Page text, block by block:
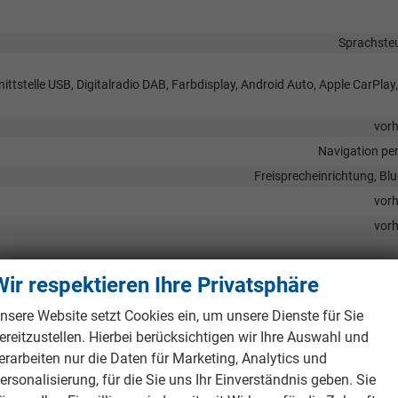
USB, Digitalradio DAB, Farbdisplay, Android Auto, Apple CarPlay,
Navigation
Freisprecheinrichtung,
Knieairbags Vorne, Seitenairbags Vorne, Vorhangairbag,
Abstandstempomat adaptiv (ACC), Müdigkeitserkennungs-
respektieren Ihre Privatsphäre
Website setzt Cookies ein, um unsere Dienste für Sie
Hierbei berücksichtigen wir Ihre Auswahl und
nur die Daten für Marketing, Analytics und
für die Sie uns Ihr Einverständnis geben. Sie